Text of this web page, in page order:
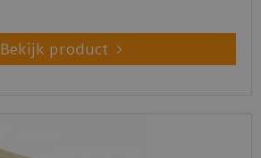
Bekijk product